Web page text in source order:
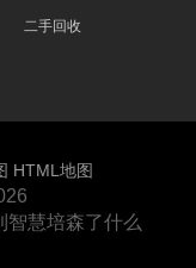
二手回收
HTML地图
智慧培森了什么